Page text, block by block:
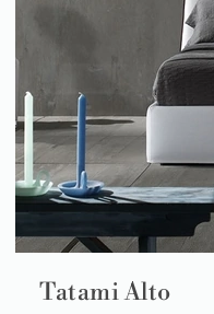
Tatami Alto